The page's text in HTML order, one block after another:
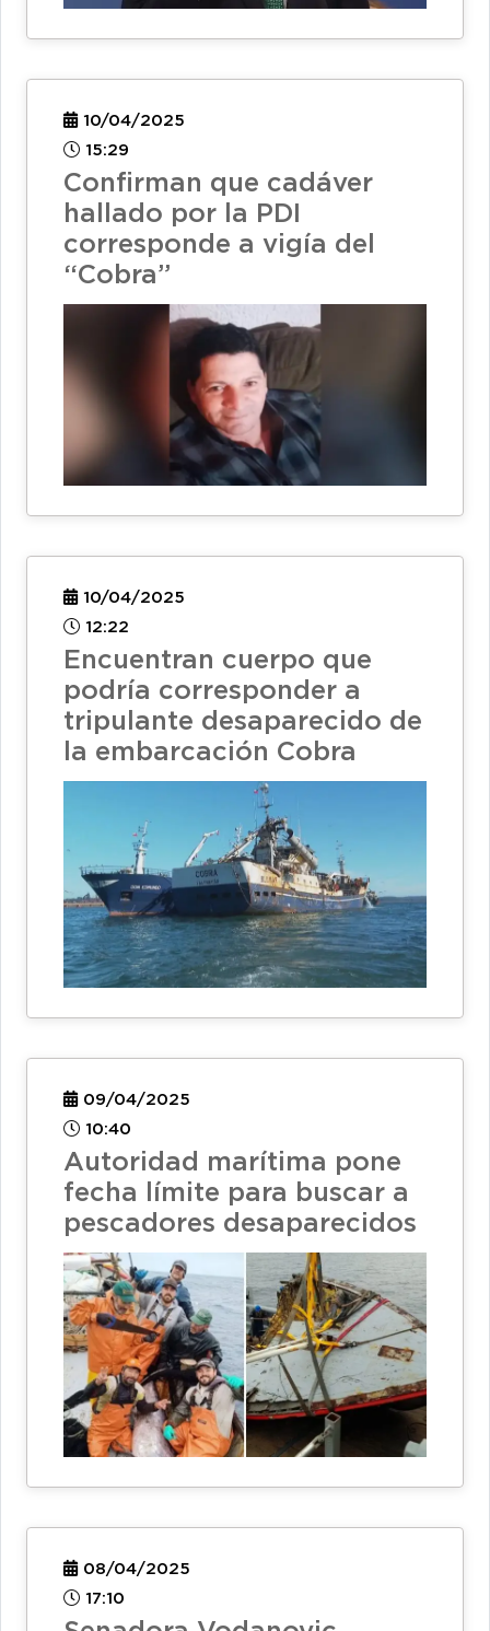
10/04/2025
15:29
Confirman que cadáver
hallado por la PDI
corresponde a vigía del
“Cobra”
10/04/2025
12:22
Encuentran cuerpo que
podría corresponder a
tripulante desaparecido de
la embarcación Cobra
09/04/2025
10:40
Autoridad marítima pone
fecha límite para buscar a
pescadores desaparecidos
08/04/2025
17:10